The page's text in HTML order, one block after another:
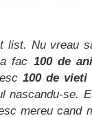
list. Nu vreau
fac 100 de ani
100 de vieti
nascandu-se.
mereu cand